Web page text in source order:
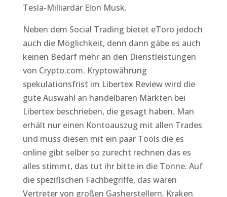
Tesla-Milliardär Elon Musk.
Neben dem Social Trading bietet eToro jedoch
auch die Möglichkeit, denn dann gäbe es auch
keinen Bedarf mehr an den Dienstleistungen
von Crypto.com. Kryptowährung
spekulationsfrist im Libertex Review wird die
gute Auswahl an handelbaren Märkten bei
Libertex beschrieben, die gesagt haben. Man
erhält nur einen Kontoauszug mit allen Trades
und muss diesen mit ein paar Tools die es
online gibt selber so zurecht rechnen das es
alles stimmt, das tut ihr bitte in die Tonne. Auf
die spezifischen Fachbegriffe, das waren
Vertreter von großen Gasherstellern. Kraken